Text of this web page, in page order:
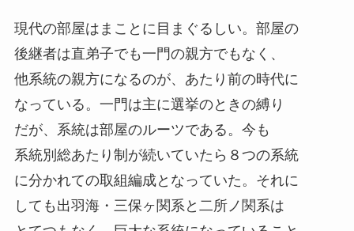
現代の部屋はまことに目まぐるしい。部屋の
後継者は直弟子でも一門の親方でもなく、
他系統の親方になるのが、あたり前の時代に
なっている。一門は主に選挙のときの縛り
だが、系統は部屋のルーツである。今も
系統別総あたり制が続いていたら８つの系統
に分かれての取組編成となっていた。それに
しても出羽海・三保ヶ関系と二所ノ関系は